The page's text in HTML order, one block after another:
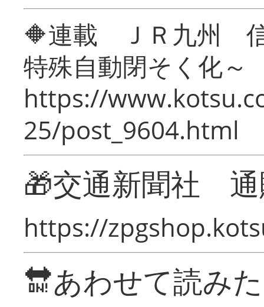
🔶連載 ＪＲ九州 信
特殊自動閉そく化～
https://
25/post_9604.html
🎁交通新聞社
https://
🔛あわせて読み